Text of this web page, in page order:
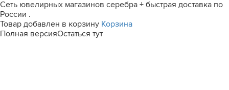
Сеть ювелирных магазинов серебра + быстрая доставка по
России .
Товар добавлен в корзину Корзина
Полная версияОстаться тут